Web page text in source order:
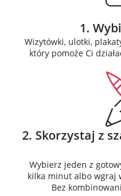
1.
Wizytówki, ulotki,
który pomoże Ci
2. Skorzystaj z
Wybierz jeden z
kilka minut albo wgraj
Bez